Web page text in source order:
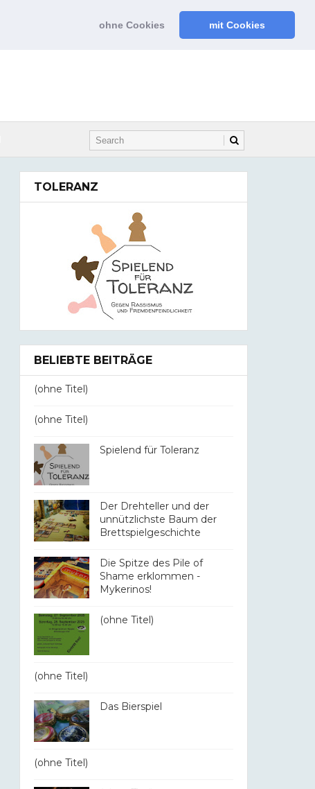
ohne Cookies mit Cookies
TOLERANZ
BELIEBTE BEITRÄGE
(ohne Titel)
(ohne Titel)
Spielend für Toleranz
Der Drehteller und der
unnützlichste Baum der
Brettspielgeschichte
Die Spitze des Pile of
Shame erklommen -
Mykerinos!
(ohne Titel)
(ohne Titel)
Das Bierspiel
(ohne Titel)